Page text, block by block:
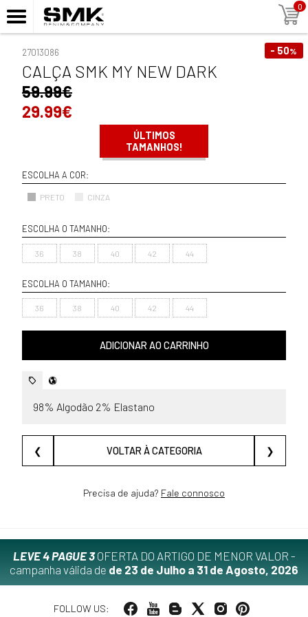
0
- 50%
27013086
CALÇA SMK MY NEW DARK
59.99€
29.99€
ÚLTIMOS
TAMANHOS!
ESCOLHA A COR:
PRETO CINZA
ESCOLHA O TAMANHO:
36 38 40 42 44
ESCOLHA O TAMANHO:
36 38 40 42 44
ADICIONAR AO CARRINHO
98% Algodão 2% Elastano
❮ VOLTAR À CATEGORIA ❯
Precisa de ajuda? Fale connosco
LEVE 4 PAGUE 3OFERTA DO ARTIGO DE MENOR VALOR -
campanha válida de de 23 de Julho a 31 de Agosto, 2026
FOLLOW US: